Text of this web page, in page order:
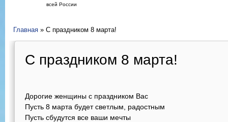
всей России
Главная » С праздником 8 марта!
С праздником 8 марта!
Дорогие женщины с праздником Вас
Пусть 8 марта будет светлым, радостным
Пусть сбудутся все ваши мечты